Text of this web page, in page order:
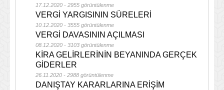
17.12.2020 - 2955 görüntülenme
VERGİ YARGISININ SÜRELERİ
10.12.2020 - 3555 görüntülenme
VERGİ DAVASININ AÇILMASI
08.12.2020 - 3103 görüntülenme
KİRA GELİRLERİNİN BEYANINDA GERÇEK
GİDERLER
26.11.2020 - 2988 görüntülenme
DANIŞTAY KARARLARINA ERİŞİM